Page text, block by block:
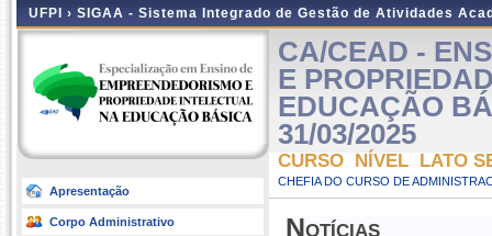
UFPI › SIGAA - Sistema Integrado de Gestão de Atividades
Apresentação
Corpo Administrativo
CA/CEAD -
E
EDUCAÇÃO
31/03/2025
CURSO NÍVEL LATO
CHEFIA DO CURSO DE
Notícias